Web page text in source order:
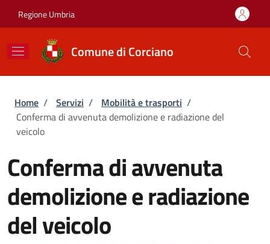
Regione Umbria
Comune di Corciano
Briciole di pane
Home / Servizi / Mobilità e trasporti /
Conferma di avvenuta demolizione e radiazione del
veicolo
Conferma di avvenuta
demolizione e radiazione
del veicolo